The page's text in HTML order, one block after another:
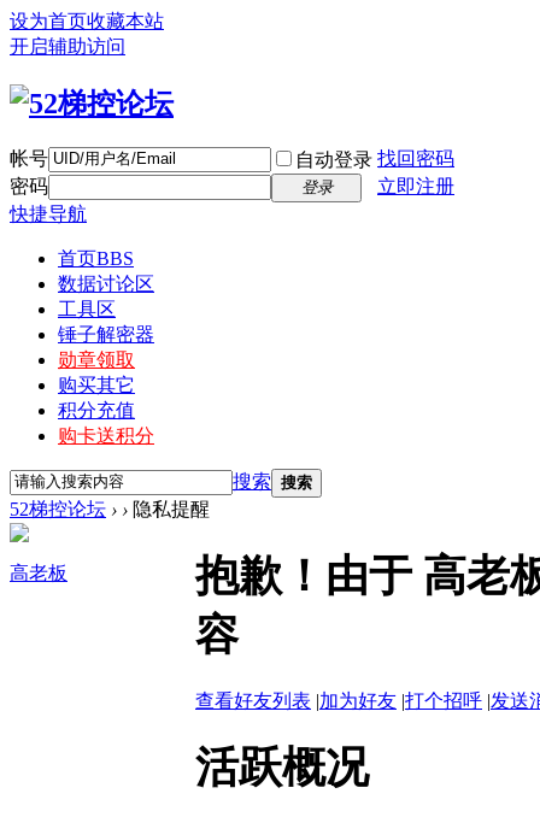
设为首页收藏本站
开启辅助访问
帐号 自动登录 找回密码
密码
登录
立即注册
快捷导航
首页BBS
数据讨论区
工具区
锤子解密器
勋章领取
购买其它
积分充值
购卡送积分
搜索 搜索
52梯控论坛 › › 隐私提醒
高老板
抱歉！由于 高老
容
查看好友列表 |加为好友 |打个招呼 |发送
活跃概况